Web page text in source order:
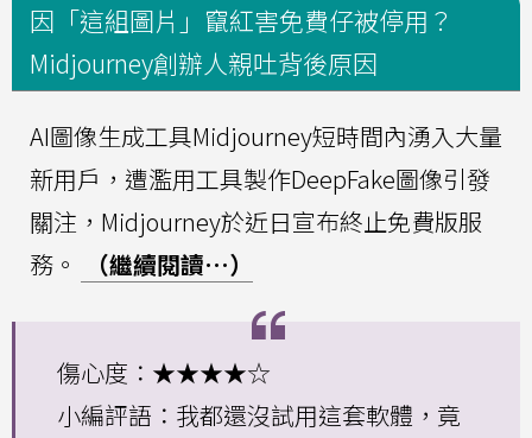
因「這組圖片」竄紅害免費仔被停用？
Midjourney創辦人親吐背後原因
AI圖像生成工具Midjourney短時間內湧入大量
新用戶，遭濫用工具製作DeepFake圖像引發
關注，Midjourney於近日宣布終止免費版服
務。
（繼續閱讀…）
傷心度：★★★★☆
小編評語：我都還沒試用這套軟體，竟